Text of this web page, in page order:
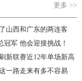
更多 >>
山西和广东的两连客
军 他会迎接挑战！
新联赛近12年单场新高
一路走来有多不容易